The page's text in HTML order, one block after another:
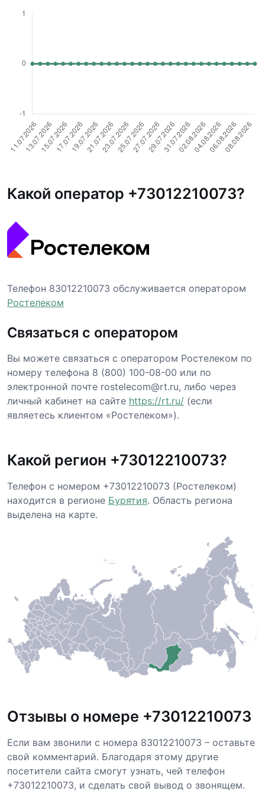
Какой оператор +73012210073?
Телефон 83012210073 обслуживается оператором
Ростелеком
Связаться с оператором
Вы можете связаться с оператором Ростелеком по
номеру телефона 8 (800) 100-08-00 или по
электронной почте rostelecom@rt.ru, либо через
личный кабинет на сайте https://rt.ru/ (если
являетесь клиентом «Ростелеком»).
Какой регион +73012210073?
Телефон с номером +73012210073 (Ростелеком)
находится в регионе Бурятия. Область региона
выделена на карте.
Отзывы о номере +73012210073
Если вам звонили с номера 83012210073 – оставьте
свой комментарий. Благодаря этому другие
посетители сайта смогут узнать, чей телефон
+73012210073, и сделать свой вывод о звонящем.